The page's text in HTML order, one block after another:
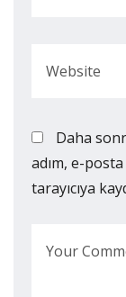
Daha
adım, e-
tarayıcıya